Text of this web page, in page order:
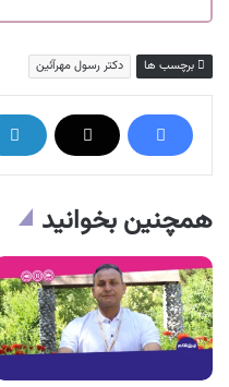
برچسب ها دکتر رسول مهرآئین
همچنین بخوانید